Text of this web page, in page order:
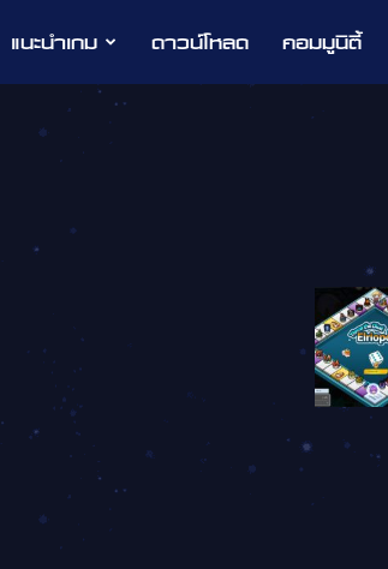
แนะนำเกม ดาวน์โหลด คอมมูนิตี้